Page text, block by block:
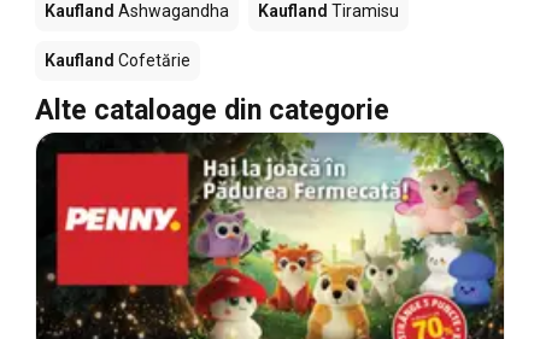
Kaufland Ashwagandha Kaufland Tiramisu
Kaufland Cofetărie
Alte cataloage din categorie